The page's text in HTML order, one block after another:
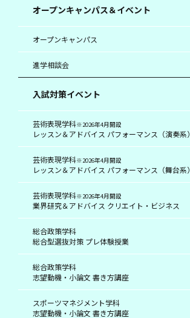
オープンキャンパス＆イベント
オープンキャンパス
進学相談会
入試対策イベント
芸術表現学科※2026年4月開設
レッスン＆アドバイス パフォーマンス（演奏系）
芸術表現学科※2026年4月開設
レッスン＆アドバイス パフォーマンス（舞台系）
芸術表現学科※2026年4月開設
業界研究＆アドバイス クリエイト・ビジネス
総合政策学科
総合型選抜対策 プレ体験授業
総合政策学科
志望動機・小論文 書き方講座
スポーツマネジメント学科
志望動機・小論文 書き方講座